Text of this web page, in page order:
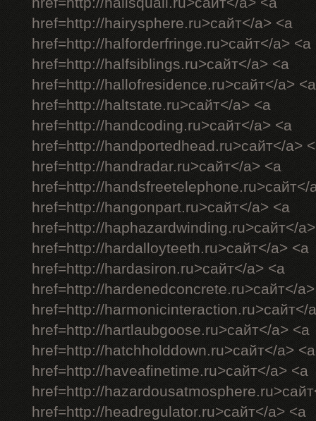
href=http://hairysphere.ru>сайт</a> <a
href=http://halforderfringe.ru>сайт</a> <a
href=http://halfsiblings.ru>сайт</a> <a
href=http://hallofresidence.ru>сайт</a> <a
href=http://haltstate.ru>сайт</a> <a
href=http://handcoding.ru>сайт</a> <a
href=http://handportedhead.ru>сайт</a>
href=http://handradar.ru>сайт</a> <a
href=http://handsfreetelephone.ru>сайт</
href=http://hangonpart.ru>сайт</a> <a
href=http://haphazardwinding.ru>сайт</
href=http://hardalloyteeth.ru>сайт</a> <a
href=http://hardasiron.ru>сайт</a> <a
href=http://hardenedconcrete.ru>сайт</
href=http://harmonicinteraction.ru>сайт</
href=http://hartlaubgoose.ru>сайт</a> <a
href=http://hatchholddown.ru>сайт</a> <a
href=http://haveafinetime.ru>сайт</a> <a
href=http://
href=http://headregulator.ru>сайт</a> <a